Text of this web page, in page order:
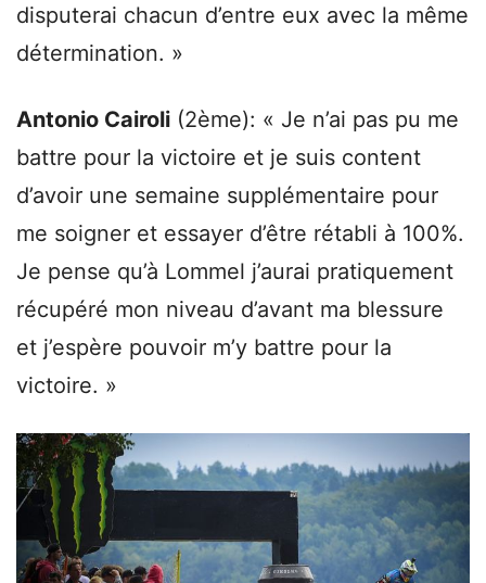
disputerai chacun d’entre eux avec la même
détermination. »
Antonio Cairoli (2ème): « Je n’ai pas pu me
battre pour la victoire et je suis content
d’avoir une semaine supplémentaire pour
me soigner et essayer d’être rétabli à 100%.
Je pense qu’à Lommel j’aurai pratiquement
récupéré mon niveau d’avant ma blessure
et j’espère pouvoir m’y battre pour la
victoire. »